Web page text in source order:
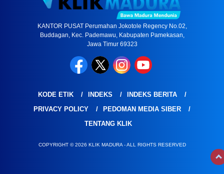
KANTOR PUSAT Perumahan Jokotole Regency No.02,
Buddagan, Kec. Pademawu, Kabupaten Pamekasan,
Jawa Timur 69323
KODE ETIK INDEKS
INDEKS BERITA
PRIVACY POLICY
PEDOMAN MEDIA SIBER
TENTANG KLIK
COPYRIGHT © 2026 KLIK MADURA - ALL RIGHTS RESERVED